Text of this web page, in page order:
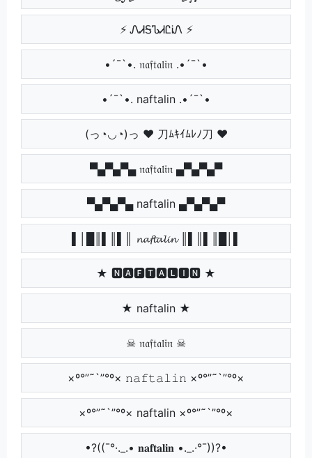
⚡ ᏁᏗᎦᏖᏗᏝᎥᏁ ⚡
•´¯`•. 𝔫𝔞𝔣𝔱𝔞𝔩𝔦𝔫 .•´¯`•
•´¯`•. naftalin .•´¯`•
(っ◔◡◔)っ ♥ 刀ﾑｷｲﾑﾚﾉ刀 ♥
▀▄▀▄▀▄ 𝔫𝔞𝔣𝔱𝔞𝔩𝔦𝔫 ▄▀▄▀▄▀
▀▄▀▄▀▄ naftalin ▄▀▄▀▄▀
▌│█║▌║▌║ 𝓷𝓪𝓯𝓽𝓪𝓵𝓲𝓷 ║▌║▌║█│▌
★ 🅽🅰🅵🆃🅰🅻🅸🅽 ★
★ naftalin ★
☠ 𝔫𝔞𝔣𝔱𝔞𝔩𝔦𝔫 ☠
×º°”˜`”°º× 𝚗𝚊𝚏𝚝𝚊𝚕𝚒𝚗 ×º°”˜`”°º×
×º°”˜`”°º× naftalin ×º°”˜`”°º×
•?((¯°·._.• 𝐧𝐚𝐟𝐭𝐚𝐥𝐢𝐧 •._.·°¯))?•